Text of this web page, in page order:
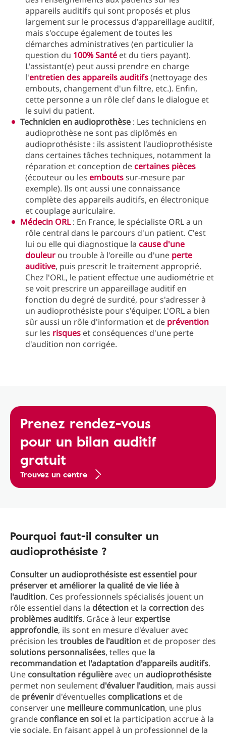
appareils auditifs qui sont proposés et plus
largement sur le processus d'appareillage auditif,
mais s'occupe également de toutes les
démarches administratives (en particulier la
question du 100% Santé et du tiers payant).
L'assistant(e) peut aussi prendre en charge
l'entretien des appareils auditifs(nettoyage des
embouts, changement d'un filtre, etc.). Enfin,
cette personne a un rôle clef dans le dialogue et
le suivi du patient.
Technicien en audioprothèse : Les techniciens en
audioprothèse ne sont pas diplômés en
audioprothésiste : ils assistent l'audioprothésiste
dans certaines tâches techniques, notamment la
réparation et conception decertaines pièces
(écouteur ou les emboutssur-mesure par
exemple). Ils ont aussi une connaissance
complète des appareils auditifs, en électronique
et couplage auriculaire.
Médecin ORL: En France, le spécialiste ORL a un
rôle central dans le parcours d'un patient. C'est
lui ou elle qui diagnostique la cause d'une
douleur ou trouble à l'oreille ou d'une perte
auditive, puis prescrit le traitement approprié.
Chez l'ORL, le patient effectue une audiométrie et
se voit prescrire un appareillage auditif en
fonction du degré de surdité, pour s'adresser à
un audioprothésiste pour s'équiper. L'ORL a bien
sûr aussi un rôle d'information et de prévention
sur les risques et conséquences d'une perte
d'audition non corrigée.
Prenez rendez-vous
pour un bilan auditif
gratuit
Trouvez un centre
Pourquoi faut-il consulter un
audioprothésiste ?
Consulter un audioprothésiste est essentiel pour
préserver et améliorer la qualité de vie liée à
l'audition. Ces professionnels spécialisés jouent un
rôle essentiel dans la détection et la correction des
problèmes auditifs. Grâce à leur expertise
approfondie, ils sont en mesure d'évaluer avec
précision les troubles de l'audition et de proposer des
solutions personnalisées, telles que la
recommandation et l'adaptation d'appareils auditifs.
Une consultation régulièreavec un audioprothésiste
permet non seulement d'évaluer l'audition, mais aussi
de prévenir d'éventuelles complications et de
conserver une meilleure communication, une plus
grande confiance en soi et la participation accrue à la
vie sociale. En faisant appel à un professionnel de la